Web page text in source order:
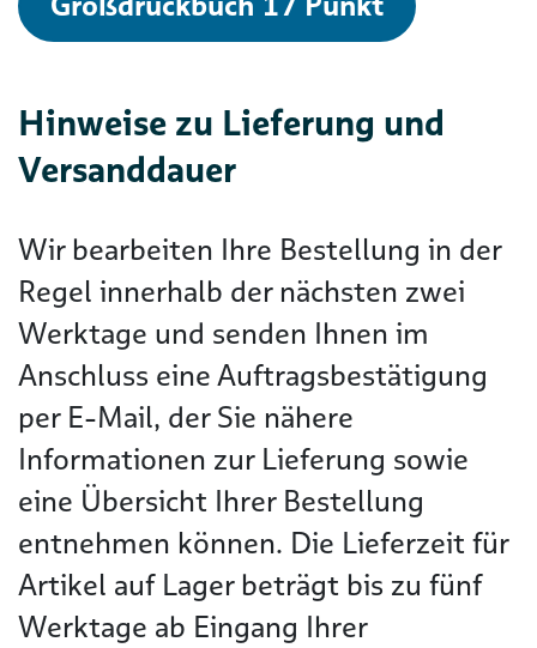
Hinweise zu Lieferung und
Versanddauer
Wir bearbeiten Ihre Bestellung in der
Regel innerhalb der nächsten zwei
Werktage und senden Ihnen im
Anschluss eine Auftragsbestätigung
per E-Mail, der Sie nähere
Informationen zur Lieferung sowie
eine Übersicht Ihrer Bestellung
entnehmen können. Die Lieferzeit für
Artikel auf Lager beträgt bis zu fünf
Werktage ab Eingang Ihrer